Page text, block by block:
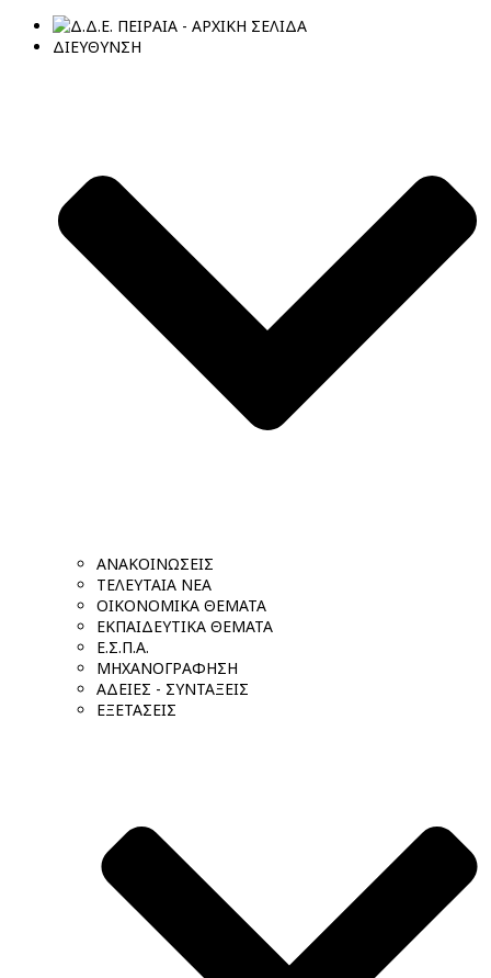
ΔΙΕΥΘΥΝΣΗ
ΑΝΑΚΟΙΝΩΣΕΙΣ
ΤΕΛΕΥΤΑΙΑ ΝΕΑ
ΟΙΚΟΝΟΜΙΚΑ ΘΕΜΑΤΑ
ΕΚΠΑΙΔΕΥΤΙΚΑ ΘΕΜΑΤΑ
Ε.Σ.Π.Α.
ΜΗΧΑΝΟΓΡΑΦΗΣΗ
ΑΔΕΙΕΣ - ΣΥΝΤΑΞΕΙΣ
ΕΞΕΤΑΣΕΙΣ